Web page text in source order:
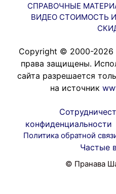
СПРАВОЧНЫЕ
ВИДЕО СТОИМОСТЬ
Copyright © 2000-2026
права защищены.
сайта разрешается
на источник
конфиденциальности
Политика обратной
Частые
© Пранава